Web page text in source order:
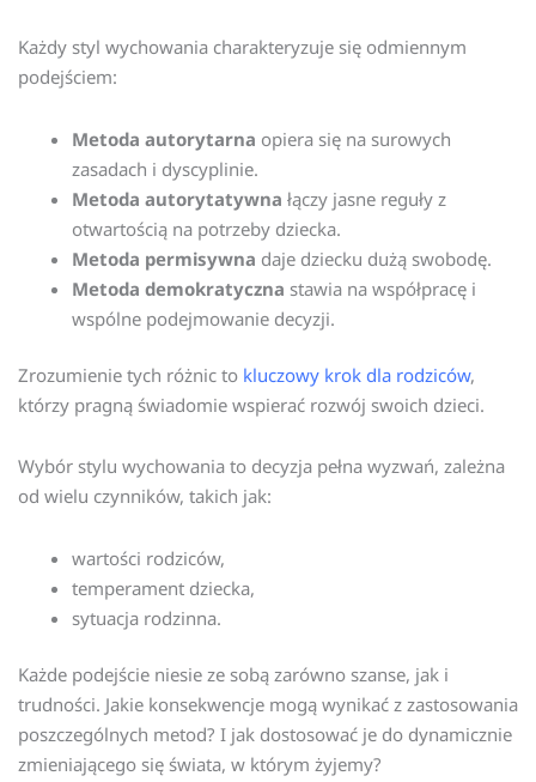
Każdy styl wychowania charakteryzuje się odmiennym
podejściem:
Metoda autorytarna opiera się na surowych
zasadach i dyscyplinie.
Metoda autorytatywna łączy jasne reguły z
otwartością na potrzeby dziecka.
Metoda permisywna daje dziecku dużą swobodę.
Metoda demokratyczna stawia na współpracę i
wspólne podejmowanie decyzji.
Zrozumienie tych różnic to kluczowy krok dla rodziców,
którzy pragną świadomie wspierać rozwój swoich dzieci.
Wybór stylu wychowania to decyzja pełna wyzwań, zależna
od wielu czynników, takich jak:
wartości rodziców,
temperament dziecka,
sytuacja rodzinna.
Każde podejście niesie ze sobą zarówno szanse, jak i
trudności. Jakie konsekwencje mogą wynikać z zastosowania
poszczególnych metod? I jak dostosować je do dynamicznie
zmieniającego się świata, w którym żyjemy?